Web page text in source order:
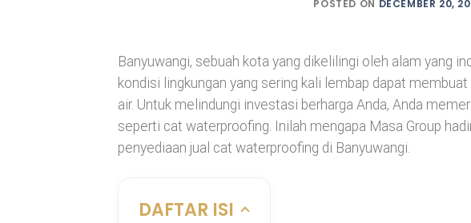
POSTED ON DECEMBER 20,
Banyuwangi, sebuah kota yang dikelilingi oleh alam yang
kondisi lingkungan yang sering kali lembap dapat
air. Untuk melindungi investasi berharga Anda, Anda
seperti cat waterproofing. Inilah mengapa Masa Group
penyediaan jual cat waterproofing di Banyuwangi.
DAFTAR ISI